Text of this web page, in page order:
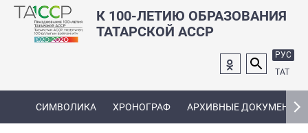
К 100-ЛЕТИЮ ОБРАЗОВАНИЯ
ТАТАРСКОЙ АССР
РУС
ТАТ
СИМВОЛИКА ХРОНОГРАФ АРХИВНЫЕ ДОКУМЕНТЫ